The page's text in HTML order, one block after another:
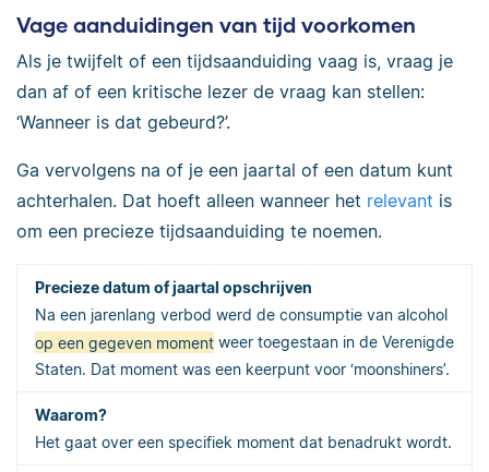
Vage aanduidingen van tijd voorkomen
Als je twijfelt of een tijdsaanduiding vaag is, vraag je
dan af of een kritische lezer de vraag kan stellen:
‘Wanneer is dat gebeurd?’.
Ga vervolgens na of je een jaartal of een datum kunt
achterhalen. Dat hoeft alleen wanneer het relevant is
om een precieze tijdsaanduiding te noemen.
Na een jarenlang verbod werd de consumptie van alcohol
op een gegeven moment weer toegestaan in de Verenigde
Staten. Dat moment was een keerpunt voor ‘moonshiners’.
Het gaat over een specifiek moment dat benadrukt wordt.